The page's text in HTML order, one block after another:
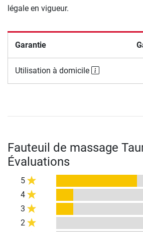
légale en vigueur.
Garantie
Utilisation à domicile
Fauteuil de massage
Évaluations
5
4
3
2